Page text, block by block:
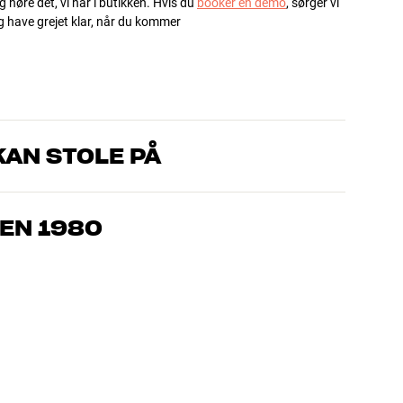
grejet klar, når du kommer
STOLE PÅ
kender produkterne og brænder for den gode lyd til både
1980